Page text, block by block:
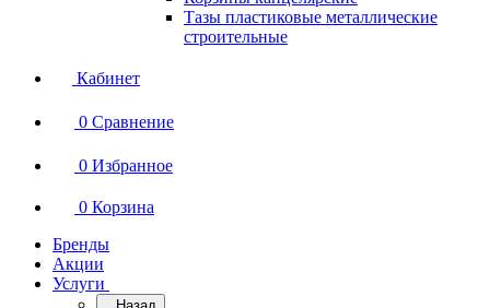
Тазы пластиковые металлические
строительные
Кабинет
0 Сравнение
0 Избранное
0 Корзина
Бренды
Акции
Услуги